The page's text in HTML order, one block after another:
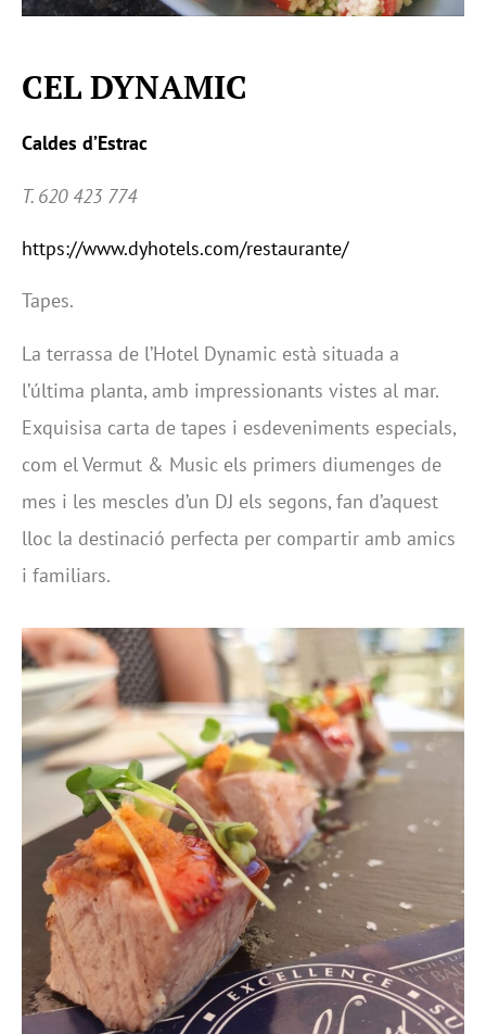
CEL DYNAMIC
Caldes d’Estrac
T. 620 423 774
https://www.dyhotels.com/restaurante/
Tapes.
La terrassa de l’Hotel Dynamic està situada a
l’última planta, amb impressionants vistes al mar.
Exquisisa carta de tapes i esdeveniments especials,
com el Vermut & Music els primers diumenges de
mes i les mescles d’un DJ els segons, fan d’aquest
lloc la destinació perfecta per compartir amb amics
i familiars.